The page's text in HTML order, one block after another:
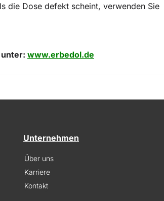
die Dose defekt scheint, verwenden Sie
www.erbedol.de
Unternehmen
Über uns
Karriere
Kontakt